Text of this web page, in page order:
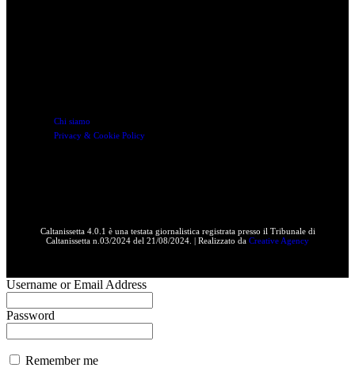
Chi siamo
Privacy & Cookie Policy
Caltanissetta 4.0.1 è una testata giornalistica registrata presso il Tribunale di
Caltanissetta n.03/2024 del 21/08/2024. | Realizzato da Creative Agency
Username or Email Address
Password
Remember me